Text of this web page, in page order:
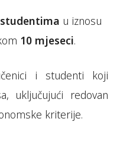
u iznosu
10 mjeseci.
i studenti koji
uključujući redovan
kriterije.